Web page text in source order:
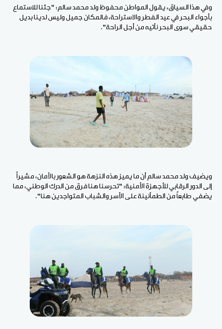
وفي هذا السياق، يقول المواطن محفوظ ولد محمد سالم: "جئنا للاستماع
بأجواء البحر في عيد الفطر والاستراحة، فالمكان جميل وليس لدينا بديل
حقيقي سوى البحر نأتيه من أجل الراحة".
ويضيف ولد محمد سالم أن ما يميز هذه النزهة هو الشعور بالأمان، مشيراً
إلى الدور الرقابي للأجهزة الأمنية: "تحرسنا هنا فرق من الدرك الوطني، مما
يضفي طابعاً من الطمأنينة على الأسر والشباب المتواجدين هنا".